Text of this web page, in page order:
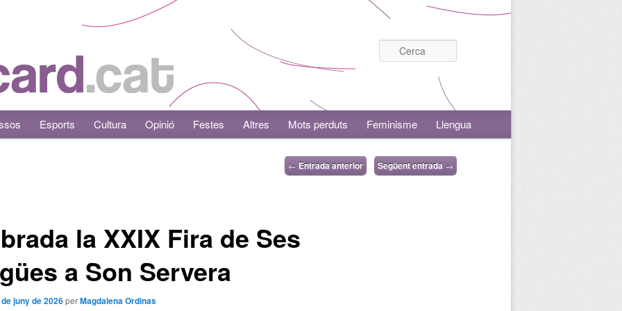
Esports Cultura Opinió Festes Altres Mots perduts Feminisme Llengua
← Entrada anterior Següent entrada →
la XXIX Fira de Ses
a Son Servera
juny de 2026perMagdalena Ordinas